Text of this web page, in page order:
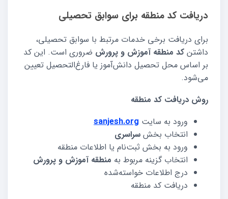
دریافت کد منطقه برای سوابق تحصیلی
برای دریافت برخی خدمات مرتبط با سوابق تحصیلی،
داشتن کد منطقه آموزش و پرورش ضروری است. این کد
بر اساس محل تحصیل دانش‌آموز یا فارغ‌التحصیل تعیین
می‌شود.
روش دریافت کد منطقه
ورود به سایت sanjesh.org
انتخاب بخش سراسری
ورود به بخش ثبت‌نام یا اطلاعات منطقه
انتخاب گزینه مربوط به منطقه آموزش و پرورش
درج اطلاعات خواسته‌شده
دریافت کد منطقه